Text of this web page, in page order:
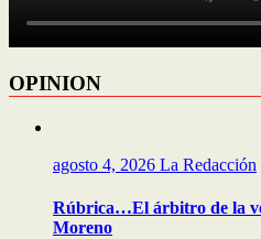
OPINION
agosto 4, 2026 La Redacción
Rúbrica…El árbitro de la
Moreno